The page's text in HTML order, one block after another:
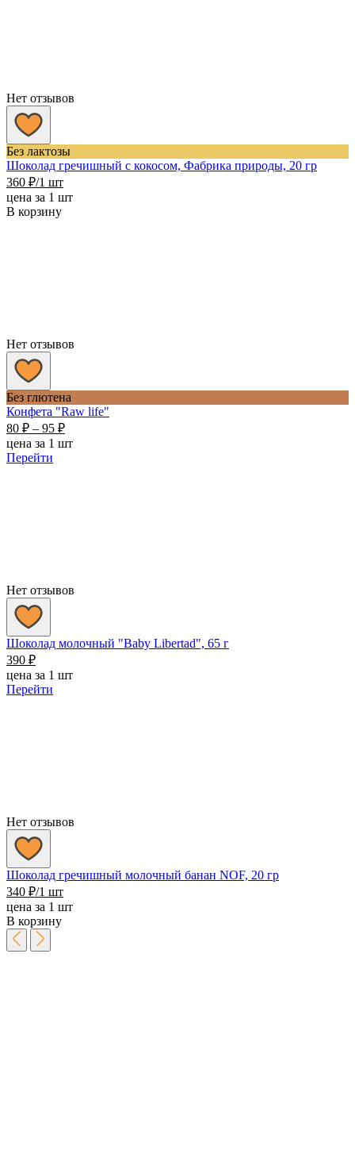
Нет отзывов
Без лактозы
Шоколад гречишный с кокосом, Фабрика природы, 20 гр
360 ₽/1 шт
цена за 1 шт
В корзину
Нет отзывов
Без глютена
Конфета "Raw life"
80 ₽ – 95 ₽Диапазон
цен:
цена за 1 шт
Перейти
Нет отзывов
Шоколад молочный "Baby Libertad", 65 г
390 ₽
цена за 1 шт
Перейти
Нет отзывов
Шоколад гречишный молочный банан NOF, 20 гр
340 ₽/1 шт
цена за 1 шт
В корзину